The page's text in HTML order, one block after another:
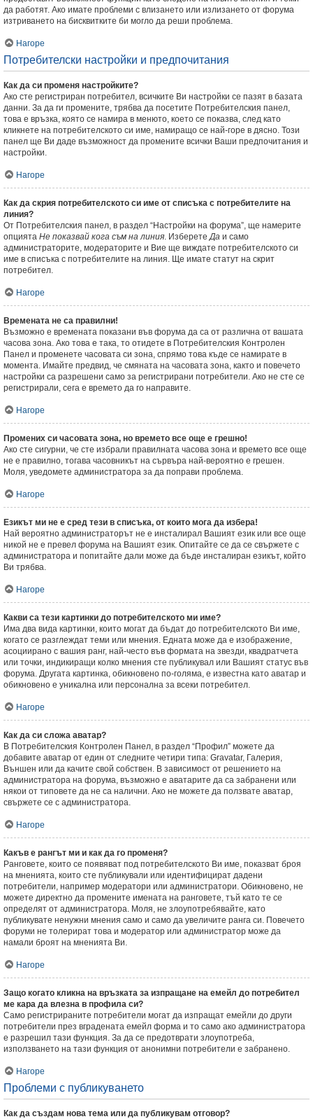
да работят. Ако имате проблеми с влизането или излизането от форума
изтриването на бисквитките би могло да реши проблема.
Нагоре
Потребителски настройки и предпочитания
Как да си променя настройките?
Ако сте регистриран потребител, всичките Ви настройки се пазят в базата
данни. За да ги промените, трябва да посетите Потребителския панел,
това е връзка, която се намира в менюто, което се показва, след като
кликнете на потребителското си име, намиращо се най-горе в дясно. Този
панел ще Ви даде възможност да промените всички Ваши предпочитания и
настройки.
Нагоре
Как да скрия потребителското си име от списъка с потребителите на
линия?
От Потребителския панел, в раздел “Настройки на форума”, ще намерите
опцията Не показвай кога съм на линия. ИзберетеДа и само
администраторите, модераторите и Вие ще виждате потребителското си
име в списъка с потребителите на линия. Ще имате статут на скрит
потребител.
Нагоре
Времената не са правилни!
Възможно е времената показани във форума да са от различна от вашата
часова зона. Ако това е така, то отидете в Потребителския Контролен
Панел и променете часовата си зона, спрямо това къде се намирате в
момента. Имайте предвид, че смяната на часовата зона, както и повечето
настройки са разрешени само за регистрирани потребители. Ако не сте се
регистрирали, сега е времето да го направите.
Нагоре
Промених си часовата зона, но времето все още е грешно!
Ако сте сигурни, че сте избрали правилната часова зона и времето все още
не е правилно, тогава часовникът на сървъра най-вероятно е грешен.
Моля, уведомете администратора за да поправи проблема.
Нагоре
Езикът ми не е сред тези в списъка, от които мога да избера!
Най вероятно администраторът не е инсталирал Вашият език или все още
никой не е превел форума на Вашият език. Опитайте се да се свържете с
администратора и попитайте дали може да бъде инсталиран езикът, който
Ви трябва.
Нагоре
Какви са тези картинки до потребителското ми име?
Има два вида картинки, които могат да бъдат до потребителското Ви име,
когато се разглеждат теми или мнения. Едната може да е изображение,
асоциирано с вашия ранг, най-често във формата на звезди, квадратчета
или точки, индикиращи колко мнения сте публикувал или Вашият статус във
форума. Другата картинка, обикновено по-голяма, е известна като аватар и
обикновено е уникална или персонална за всеки потребител.
Нагоре
Как да си сложа аватар?
В Потребителския Контролен Панел, в раздел “Профил” можете да
добавите аватар от един от следните четири типа: Gravatar, Галерия,
Външен или да качите свой собствен. В зависимост от решението на
администратора на форума, възможно е аватарите да са забранени или
някои от типовете да не са налични. Ако не можете да ползвате аватар,
свържете се с администратора.
Нагоре
Какъв е рангът ми и как да го променя?
Ранговете, които се появяват под потребителското Ви име, показват броя
на мненията, които сте публикували или идентифицират дадени
потребители, например модератори или администратори. Обикновено, не
можете директно да промените имената на ранговете, тъй като те се
определят от администратора. Моля, не злоупотребявайте, като
публикувате ненужни мнения само и само да увеличите ранга си. Повечето
форуми не толерират това и модератор или администратор може да
намали броят на мненията Ви.
Нагоре
Защо когато кликна на връзката за изпращане на емейл до потребител
ме кара да влезна в профила си?
Само регистрираните потребители могат да изпращат емейли до други
потребители през вградената емейл форма и то само ако администратора
е разрешил тази функция. За да се предотврати злоупотреба,
използването на тази функция от анонимни потребители е забранено.
Нагоре
Проблеми с публикуването
Как да създам нова тема или да публикувам отговор?